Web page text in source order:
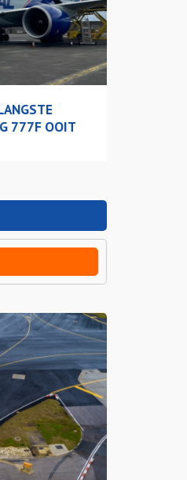
777F OOIT